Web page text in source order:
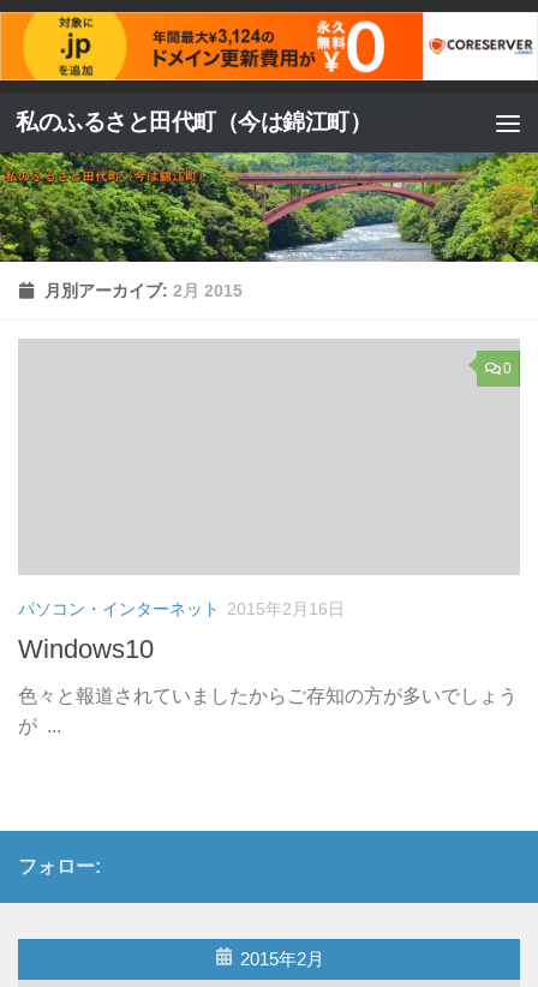
コンテンツへスキップ
私のふるさと田代町（今は錦江町）
月別アーカイブ: 2月 2015
0
パソコン・インターネット 2015年2月16日
Windows10
色々と報道されていましたからご存知の方が多いでしょう
が ...
フォロー:
2015年2月